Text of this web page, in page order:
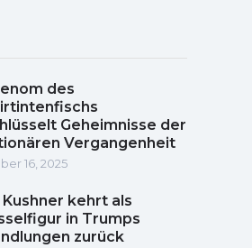
des
Geheimnisse der
Vergangenheit
16, 2025
kehrt als
in Trumps
zurück